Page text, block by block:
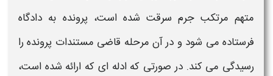
متهم مرتکبجرم سرقت شده است، پرونده به دادگاه
فرستاده می شود و در آن مرحله قاضی مستندات پرونده را
رسیدگی می کند. در صورتی که ادله ای که ارائه شده است،